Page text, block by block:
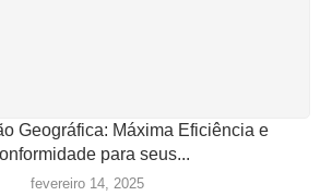
Geográfica: Máxima Eficiência e
para seus...
fevereiro 14, 2025